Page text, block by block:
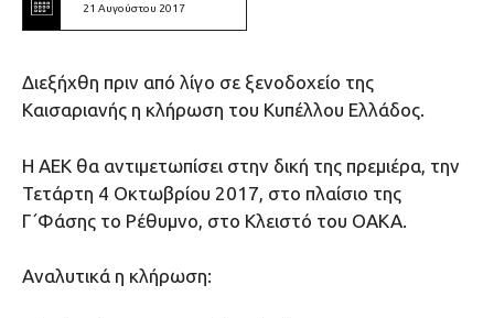
21 Αυγούστου 2017
Διεξήχθη πριν από λίγο σε ξενοδοχείο της
Καισαριανής η κλήρωση του Κυπέλλου Ελλάδος.
Η ΑΕΚ θα αντιμετωπίσει στην δική της πρεμιέρα, την
Τετάρτη 4 Οκτωβρίου 2017, στο πλαίσιο της
Γ΄Φάσης το Ρέθυμνο, στο Κλειστό του ΟΑΚΑ.
Αναλυτικά η κλήρωση: